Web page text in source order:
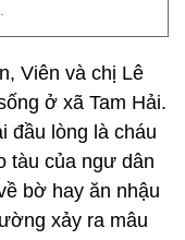
Viên và chị Lê
ở xã Tam Hải.
đầu lòng là cháu
tàu của ngư dân
bờ hay ăn nhậu
xảy ra mâu